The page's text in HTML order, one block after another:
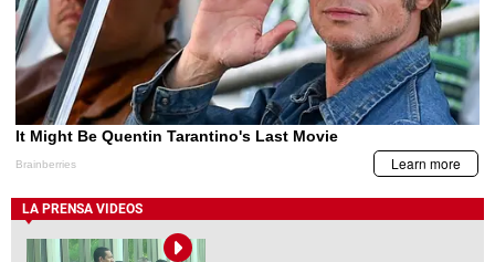
LA PRENSA VIDEOS